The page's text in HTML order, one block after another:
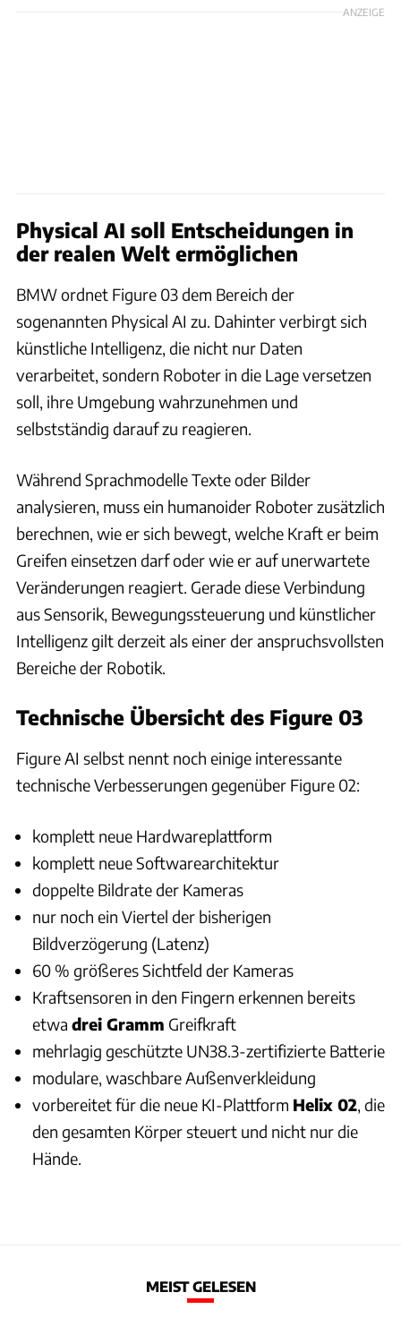
ANZEIGE
Physical AI soll Entscheidungen in
der realen Welt ermöglichen
BMW ordnet Figure 03 dem Bereich der
sogenannten Physical AI zu. Dahinter verbirgt sich
künstliche Intelligenz, die nicht nur Daten
verarbeitet, sondern Roboter in die Lage versetzen
soll, ihre Umgebung wahrzunehmen und
selbstständig darauf zu reagieren.
Während Sprachmodelle Texte oder Bilder
analysieren, muss ein humanoider Roboter zusätzlich
berechnen, wie er sich bewegt, welche Kraft er beim
Greifen einsetzen darf oder wie er auf unerwartete
Veränderungen reagiert. Gerade diese Verbindung
aus Sensorik, Bewegungssteuerung und künstlicher
Intelligenz gilt derzeit als einer der anspruchsvollsten
Bereiche der Robotik.
Technische Übersicht des Figure 03
Figure AI selbst nennt noch einige interessante
technische Verbesserungen gegenüber Figure 02:
komplett neue Hardwareplattform
komplett neue Softwarearchitektur
doppelte Bildrate der Kameras
nur noch ein Viertel der bisherigen
Bildverzögerung (Latenz)
60 % größeres Sichtfeld der Kameras
Kraftsensoren in den Fingern erkennen bereits
etwa drei Gramm Greifkraft
mehrlagig geschützte UN38.3-zertifizierte Batterie
modulare, waschbare Außenverkleidung
vorbereitet für die neue KI-Plattform Helix 02, die
den gesamten Körper steuert und nicht nur die
Hände.
MEIST GELESEN